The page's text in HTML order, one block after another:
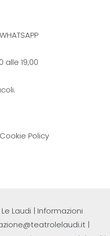
alle 19,00
Cookie Policy
Laudi | Informazioni
|